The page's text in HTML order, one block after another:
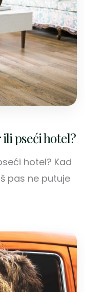
pseći hotel?
hotel? Kad
pas ne putuje